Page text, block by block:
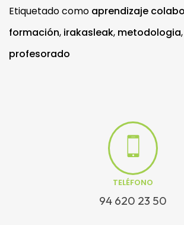
Etiquetado como aprendizaje
formación, irakasleak, metodologia,
profesorado
TELÉFONO
94 620 23 50